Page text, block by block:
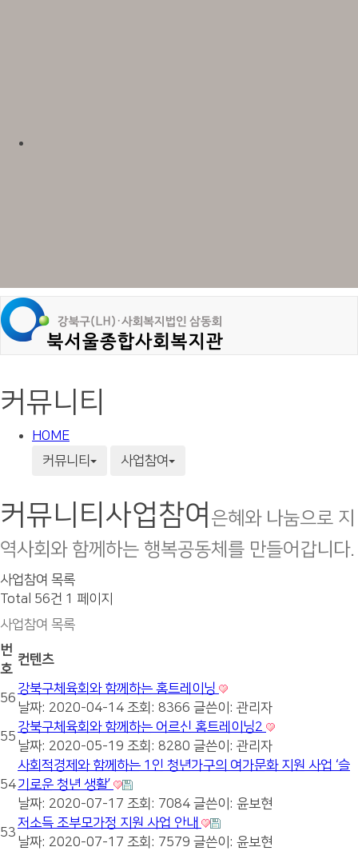
커뮤니티
HOME
커뮤니티
사업참여
커뮤니티 사업참여 은혜와 나눔으로 지
역사회와 함께하는 행복공동체를 만들어갑니다.
사업참여 목록
Total 56건 1 페이지
사업참여 목록
번
호
컨텐츠
56
강북구체육회와 함께하는 홈트레이닝
날짜: 2020-04-14 조회: 8366 글쓴이: 관리자
55
강북구체육회와 함께하는 어르신 홈트레이닝2
날짜: 2020-05-19 조회: 8280 글쓴이: 관리자
54
사회적경제와 함께하는 1인 청년가구의 여가문화 지원 사업 ‘슬
기로운 청년 생활’
날짜: 2020-07-17 조회: 7084 글쓴이: 윤보현
53
저소득 조부모가정 지원 사업 안내
날짜: 2020-07-17 조회: 7579 글쓴이: 윤보현